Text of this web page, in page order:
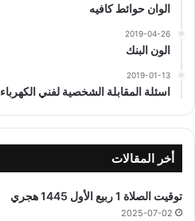
الوان حوائط كافيه
2019-04-26
الون البنك
2019-01-13
اسئلة المقابلة الشخصية لفني الكهرباء
أخر المقالات
توقيت الصلاة 1 ربيع الأول 1445 هجري
2025-07-02